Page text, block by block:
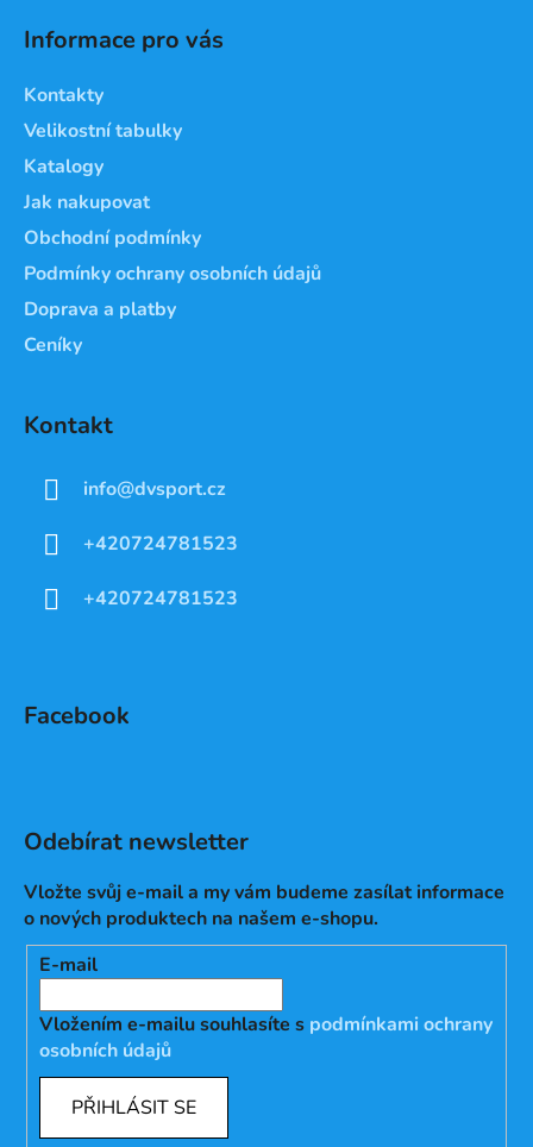
Informace pro vás
Kontakty
Velikostní tabulky
Katalogy
Jak nakupovat
Obchodní podmínky
Podmínky ochrany osobních údajů
Doprava a platby
Ceníky
Kontakt
info@dvsport.cz
+420724781523
+420724781523
Facebook
Odebírat newsletter
Vložte svůj e-mail a my vám budeme zasílat informace
o nových produktech na našem e-shopu.
E-mail
Vložením e-mailu souhlasíte s podmínkami ochrany
osobních údajů
PŘIHLÁSIT SE